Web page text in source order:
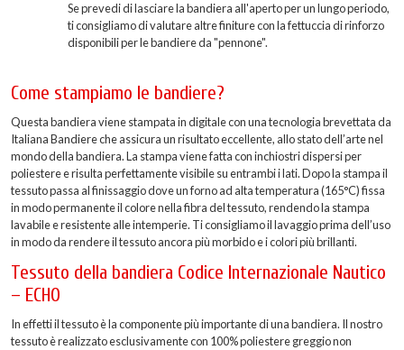
Se prevedi di lasciare la bandiera all'aperto per un lungo periodo,
ti consigliamo di valutare altre finiture con la fettuccia di rinforzo
disponibili per le bandiere da "pennone".
Come stampiamo le bandiere?
Questa bandiera viene stampata in digitale con una tecnologia brevettata da
Italiana Bandiere che assicura un risultato eccellente, allo stato dell’arte nel
mondo della bandiera. La stampa viene fatta con inchiostri dispersi per
poliestere e risulta perfettamente visibile su entrambi i lati. Dopo la stampa il
tessuto passa al finissaggio dove un forno ad alta temperatura (165°C) fissa
in modo permanente il colore nella fibra del tessuto, rendendo la stampa
lavabile e resistente alle intemperie. Ti consigliamo il lavaggio prima dell’uso
in modo da rendere il tessuto ancora più morbido e i colori più brillanti.
Tessuto della bandiera Codice Internazionale Nautico
– ECHO
In effetti il tessuto è la componente più importante di una bandiera. Il nostro
tessuto è realizzato esclusivamente con 100% poliestere greggio non